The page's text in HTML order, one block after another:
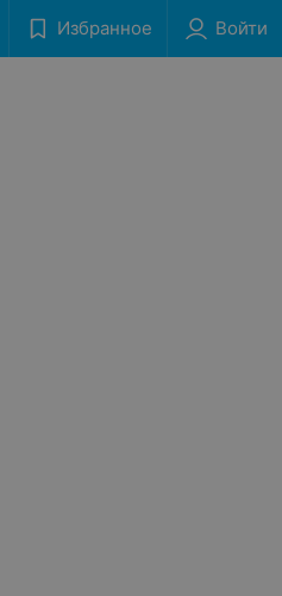
Избранное Войти